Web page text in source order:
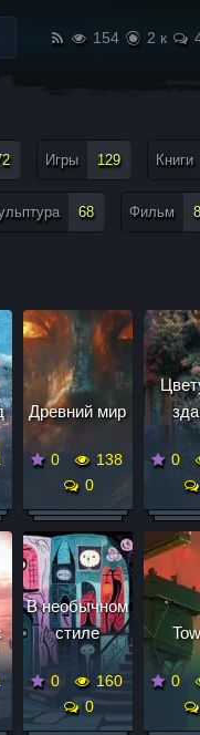
154
2 к
Игры 129 Книги
68 Фильм
Древний мир
0
138
0
0
В необычном
стиле
0
160
0
0